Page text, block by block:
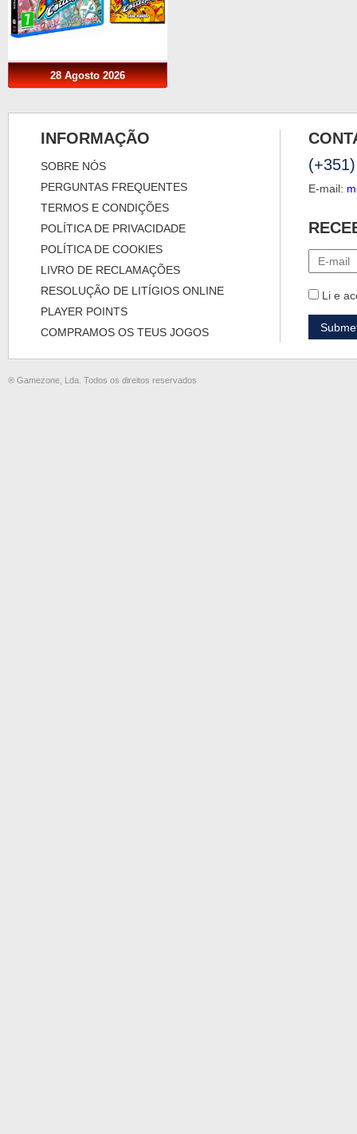
28 Agosto 2026
INFORMAÇÃO
SOBRE NÓS
PERGUNTAS FREQUENTES
TERMOS E CONDIÇÕES
POLÍTICA DE PRIVACIDADE
POLÍTICA DE COOKIES
LIVRO DE RECLAMAÇÕES
RESOLUÇÃO DE LITÍGIOS ONLINE
PLAYER POINTS
COMPRAMOS OS TEUS JOGOS
E-mail:
Li e
® Gamezone, Lda. Todos os direitos reservados